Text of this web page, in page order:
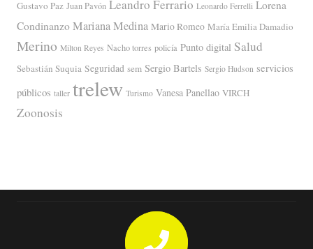
Gustavo Paz Juan Pavón Leandro Ferrario Leonardo Ferrelli Lorena
Condinanzo Mariana Medina Mario Romeo María Emilia Damadio
Merino Milton Reyes Nacho torres policía Punto digital Salud
Sebastián Suquia Seguridad sem Sergio Bartels Sergio Hudson servicios
públicos taller trelew Turismo Vanesa Panellao VIRCH
Zoonosis